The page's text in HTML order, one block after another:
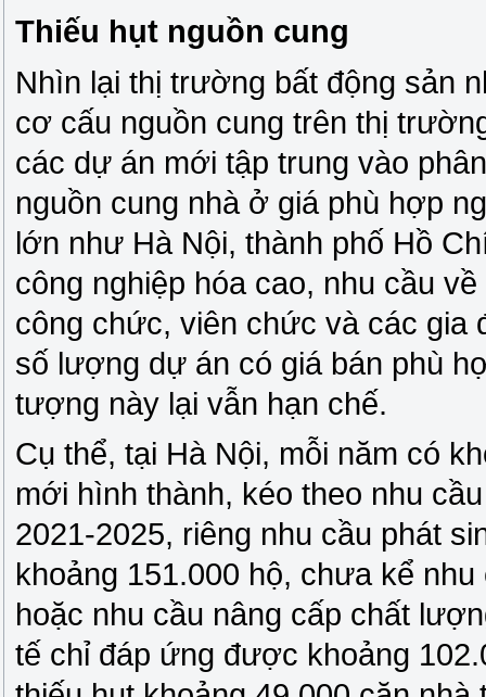
Thiếu hụt nguồn cung
Nhìn lại thị trường bất động sản
cơ cấu nguồn cung trên thị
các dự án mới tập trung vào
nguồn cung nhà ở giá phù hợp
lớn như Hà Nội, thành phố Hồ
công nghiệp hóa cao, nhu cầu
công chức, viên chức và các
số lượng dự án có giá bán phù
tượng này lại vẫn hạn chế.
Cụ thể, tại Hà Nội, mỗi năm có
mới hình thành, kéo theo nhu
2021-2025, riêng nhu cầu phát
khoảng 151.000 hộ, chưa kể
hoặc nhu cầu nâng cấp chất
tế chỉ đáp ứng được khoảng